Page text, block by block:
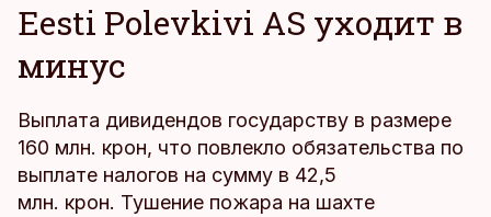
Eesti Polevkivi AS уходит в
минус
Выплата дивидендов государству в размере
160 млн. крон, что повлекло обязательства по
выплате налогов на сумму в 42,5
млн. крон. Тушение пожара на шахте